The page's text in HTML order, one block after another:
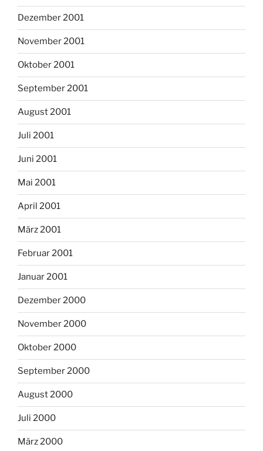
Dezember 2001
November 2001
Oktober 2001
September 2001
August 2001
Juli 2001
Juni 2001
Mai 2001
April 2001
März 2001
Februar 2001
Januar 2001
Dezember 2000
November 2000
Oktober 2000
September 2000
August 2000
Juli 2000
März 2000